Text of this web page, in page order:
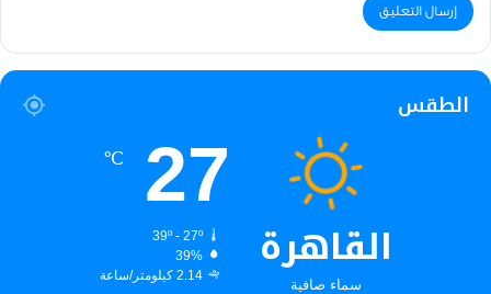
الطقس
القاهرة
سماء صافية
27
℃
39º - 27º
39%
2.14 كيلومتر/ساعة